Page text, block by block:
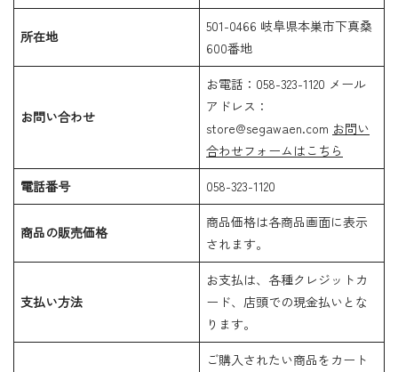
所在地
501-0466 岐阜県本巣市下真桑
600番地
お問い合わせ
お電話：058-323-1120 メール
アドレス：
store@segawaen.com お問い
合わせフォームはこちら
電話番号
058-323-1120
商品の販売価格
商品価格は各商品画面に表示
されます。
支払い方法
お支払は、各種クレジットカ
ード、店頭での現金払いとな
ります。
ご購入されたい商品をカート